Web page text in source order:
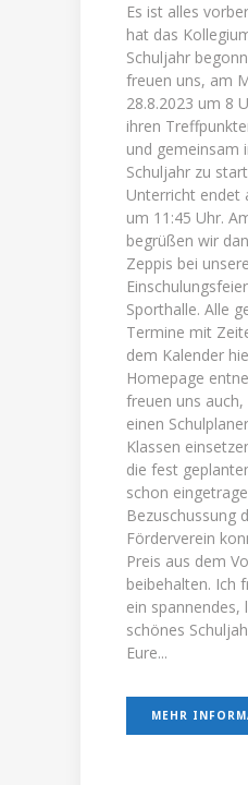
Es ist alles
hat das
Schuljahr
freuen uns, am
28.8.2023 um 8
ihren
und gemeinsam
Schuljahr zu
Unterricht endet
um 11:45 Uhr.
begrüßen wir
Zeppis bei
Sporthalle. Alle
Termine mit
dem Kalender
Homepage
freuen uns
einen
Klassen
die fest
schon
Bezuschussung
Förderverein
Preis aus dem
beibehalten. Ich
ein spannendes,
schönes
Eure...
MEHR